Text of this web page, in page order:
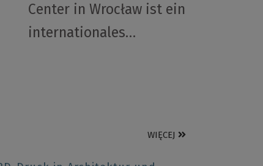
Center in Wrocław ist ein
internationales…
WIĘCEJ